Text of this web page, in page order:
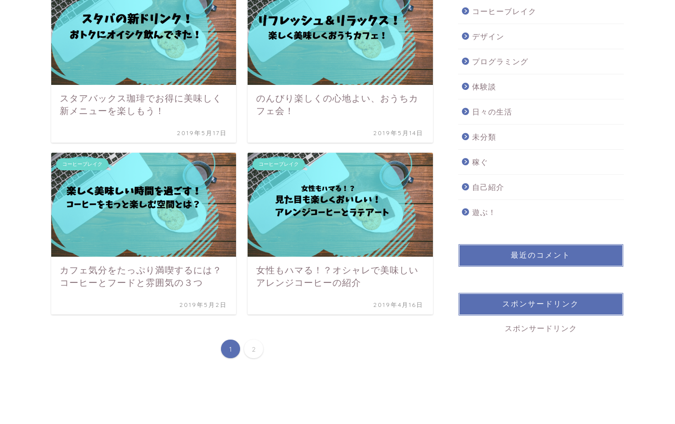
スタアバックス珈琲でお得に美味しく
新メニューを楽しもう！
2019年5月17日
のんびり楽しくの心地よい、おうちカ
フェ会！
2019年5月14日
コーヒーブレイク
カフェ気分をたっぷり満喫するには？
コーヒーとフードと雰囲気の３つ
2019年5月2日
コーヒーブレイク
女性もハマる！？オシャレで美味しい
アレンジコーヒーの紹介
2019年4月16日
1 2
コーヒーブレイク
デザイン
プログラミング
体験談
日々の生活
未分類
稼ぐ
自己紹介
遊ぶ！
最近のコメント
スポンサードリンク
スポンサードリンク